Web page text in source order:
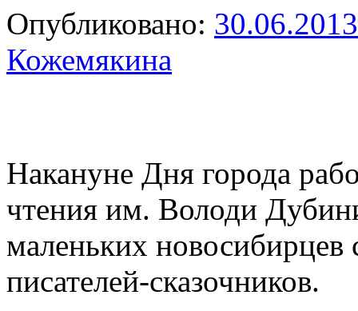
Опубликовано: 30.06.2013
Кожемякина
Накануне Дня города
чтения им. Володи
маленьких
писателей-сказочников.